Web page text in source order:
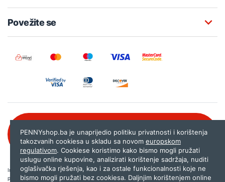
Povežite se
080 020 261
Internet trgovina PENNYshop.ba nastoji objavljivati samo provjerene i pravilne
podatke. Ako na našoj stranici otkrijete neistinite, odnosno neadekvatne informacije,
PENNYshop.ba je unaprijedio politiku privatnosti i korištenja
takozvanih cookiesa u skladu sa novom europskom
regulativom. Cookiese koristimo kako bismo mogli pružati
uslugu online kupovine, analizirati korištenje sadržaja, nuditi
oglašivačka rješenja, kao i za ostale funkcionalnosti koje ne
bismo mogli pružati bez cookiesa. Daljnjim korištenjem online